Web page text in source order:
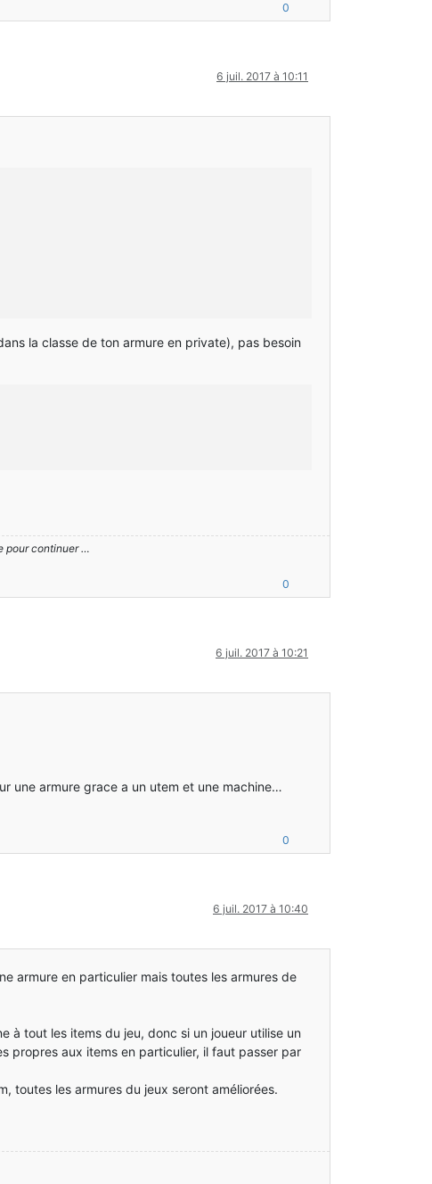
0
6 juil. 2017 à 10:11
la classe de ton armure en private), pas besoin
pour continuer …
0
6 juil. 2017 à 10:21
une armure grace a un utem et une machine…
0
6 juil. 2017 à 10:40
armure en particulier mais toutes les armures de
à tout les items du jeu, donc si un joueur utilise un
propres aux items en particulier, il faut passer par
toutes les armures du jeux seront améliorées.